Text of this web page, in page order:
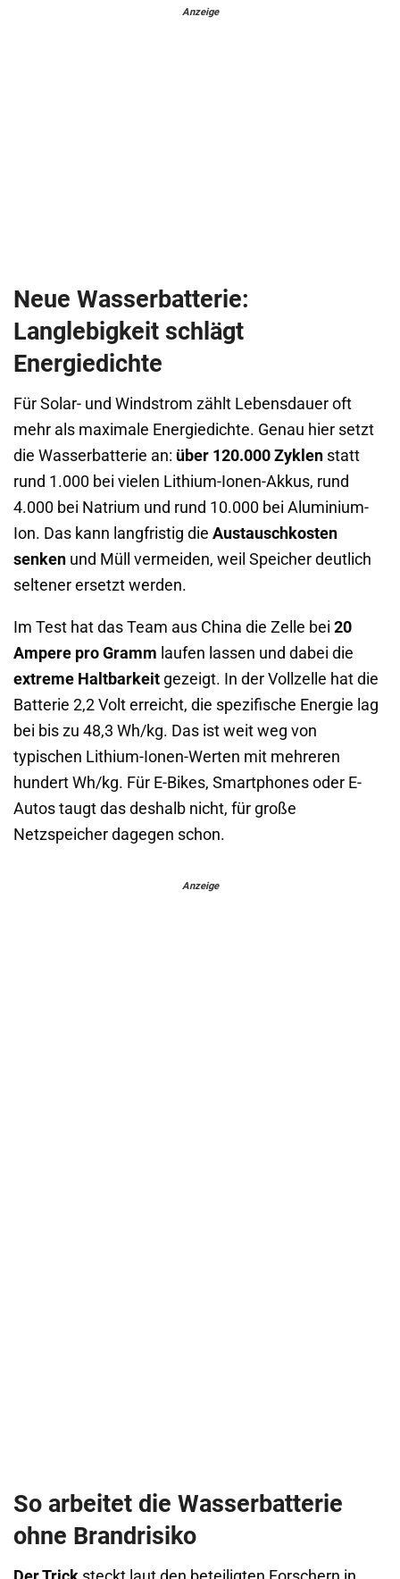
Anzeige
Neue Wasserbatterie:
Langlebigkeit schlägt
Energiedichte
Für Solar- und Windstrom zählt Lebensdauer oft
mehr als maximale Energiedichte. Genau hier setzt
die Wasserbatterie an: über 120.000 Zyklen statt
rund 1.000 bei vielen Lithium-Ionen-Akkus, rund
4.000 bei Natrium und rund 10.000 bei Aluminium-
Ion. Das kann langfristig die Austauschkosten
senken und Müll vermeiden, weil Speicher deutlich
seltener ersetzt werden.
Im Test hat das Team aus China die Zelle bei 20
Ampere pro Gramm laufen lassen und dabei die
extreme Haltbarkeit gezeigt. In der Vollzelle hat die
Batterie 2,2 Volt erreicht, die spezifische Energie lag
bei bis zu 48,3 Wh/kg. Das ist weit weg von
typischen Lithium-Ionen-Werten mit mehreren
hundert Wh/kg. Für E-Bikes, Smartphones oder E-
Autos taugt das deshalb nicht, für große
Netzspeicher dagegen schon.
Anzeige
So arbeitet die Wasserbatterie
ohne Brandrisiko